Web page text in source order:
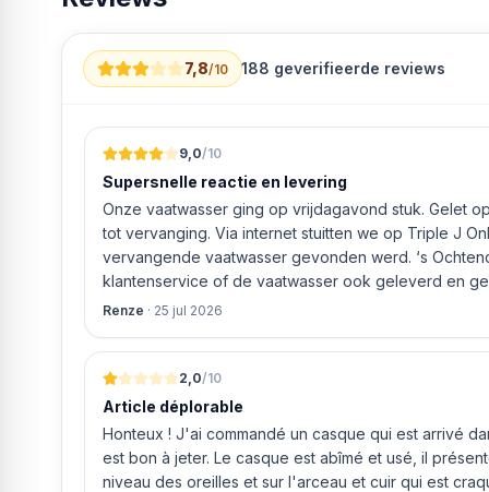
Direct Access LC-display met sensortoetsen
Resttijd- en programma-indicatie
Zout- en glansspoel-indicator
7,8/10 188 geverifieerde reviews
9,0/10
Supersnelle reactie en levering
Onze vaatwasser ging op vrijdagavond stuk. Gelet
tot vervanging. Via internet stuitten we op Triple J
vervangende vaatwasser gevonden werd. ‘s Ochtends even gebeld met de
klantenservice of de vaatwasser ook geleverd en
bleek het geval tegen alleszins concurrente prijzen.
ging doen om ‘s middags nog te leveren. Het
uur werd de Neff vaatwasser geleverd en ver
Renze · 25 jul 2026
2,0/10
Article déplorable
Honteux ! J'ai commandé un casque qui est arrivé
est bon à jeter. Le casque est abîmé et usé, il
niveau des oreilles et sur l'arceau et cuir qui est